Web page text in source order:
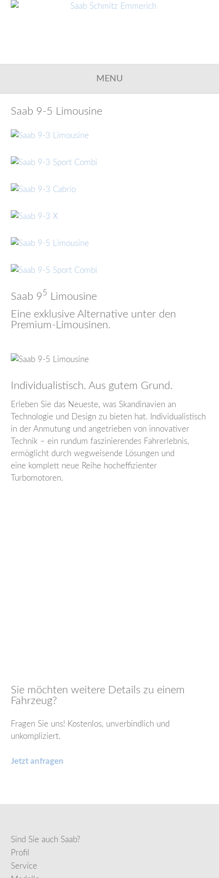
MENU
Saab 9-5 Limousine
Saab 95 Limousine
Eine exklusive Alternative unter den
Premium-Limousinen.
Individualistisch. Aus gutem Grund.
Erleben Sie das Neueste, was Skandinavien an
Technologie und Design zu bieten hat. Individualistisch
in der Anmutung und angetrieben von innovativer
Technik – ein rundum faszinierendes Fahrerlebnis,
ermöglicht durch wegweisende Lösungen und
eine komplett neue Reihe hocheffizienter
Turbomotoren.
Sie möchten weitere Details zu einem
Fahrzeug?
Fragen Sie uns! Kostenlos, unverbindlich und
unkompliziert.
Jetzt anfragen
Sind Sie auch Saab?
Profil
Service